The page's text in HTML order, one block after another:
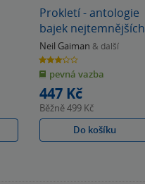
Prokletí - antologie
bajek nejtemnějších
Neil Gaiman & další
3.2
z
5
hvězdiček
pevná vazba
447 Kč
Běžně499 Kč
Do košíku